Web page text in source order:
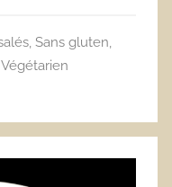
, Sans gluten,
Végétarien